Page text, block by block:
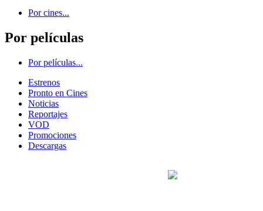
Por cines...
Por películas
Por películas...
Estrenos
Pronto en Cines
Noticias
Reportajes
VOD
Promociones
Descargas